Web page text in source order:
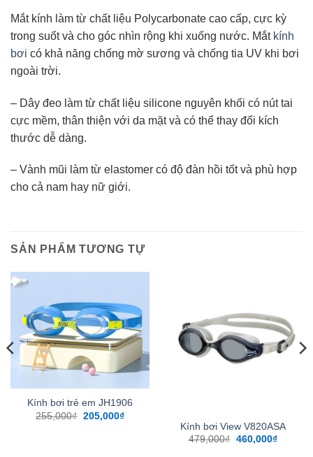
Mắt kính làm từ chất liệu Polycarbonate cao cấp, cực kỳ
trong suốt và cho góc nhìn rộng khi xuống nước. Mắt kính
bơi có khả năng chống mờ sương và chống tia UV khi bơi
ngoài trời.
– Dây đeo làm từ chất liệu silicone nguyên khối có nút tai
cực mềm, thân thiện với da mặt và có thể thay đổi kích
thước dễ dàng.
– Vành mũi làm từ elastomer có độ đàn hồi tốt và phù hợp
cho cả nam hay nữ giới.
SẢN PHẨM TƯƠNG TỰ
Kính bơi trẻ em JH1906
255,000₫ Giá
205,000₫Giá
Kính bơi View V820ASA
479,000₫ Giá
460,000₫Giá